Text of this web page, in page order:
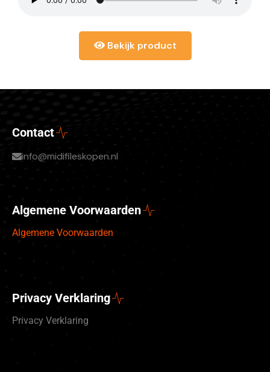
Bekijk product
Contact
info@midifileskopen.nl
Algemene Voorwaarden
Algemene Voorwaarden
Privacy Verklaring
Privacy Verklaring